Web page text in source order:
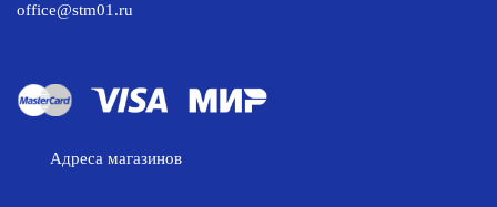
office@stm01.ru
Адреса магазинов